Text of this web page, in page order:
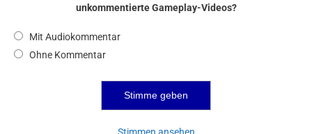
unkommentierte Gameplay-Videos?
Mit Audiokommentar
Ohne Kommentar